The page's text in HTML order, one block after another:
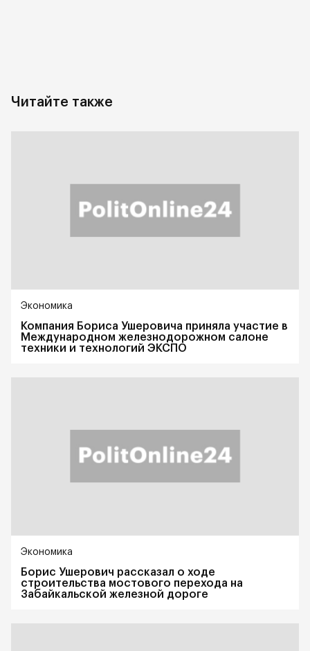
Читайте также
Экономика
Компания Бориса Ушеровича приняла участие в
Международном железнодорожном салоне
техники и технологий ЭКСПО
Экономика
Борис Ушерович рассказал о ходе
строительства мостового перехода на
Забайкальской железной дороге